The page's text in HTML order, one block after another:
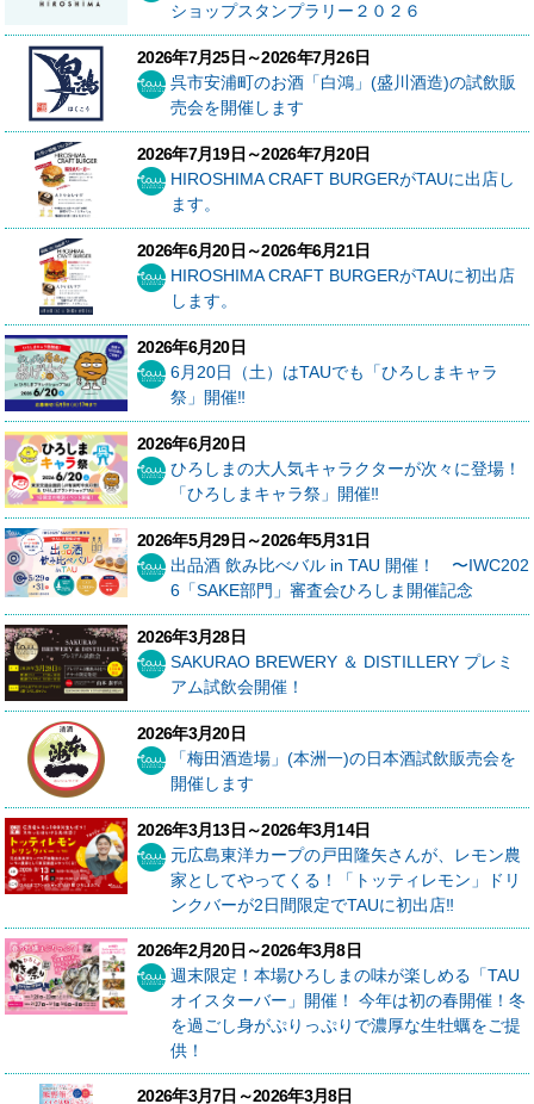
ショップスタンプラリー２０２６
2026年7月25日～2026年7月26日
呉市安浦町のお酒「白鴻」(盛川酒造)の試飲販
売会を開催します
2026年7月19日～2026年7月20日
HIROSHIMA CRAFT BURGERがTAUに出店し
ます。
2026年6月20日～2026年6月21日
HIROSHIMA CRAFT BURGERがTAUに初出店
します。
2026年6月20日
6月20日（土）はTAUでも「ひろしまキャラ
祭」開催‼
2026年6月20日
ひろしまの大人気キャラクターが次々に登場！
「ひろしまキャラ祭」開催‼
2026年5月29日～2026年5月31日
出品酒 飲み比べバル in TAU 開催！ 〜IWC202
6「SAKE部門」審査会ひろしま開催記念
2026年3月28日
SAKURAO BREWERY ＆ DISTILLERY プレミ
アム試飲会開催！
2026年3月20日
「梅田酒造場」(本洲一)の日本酒試飲販売会を
開催します
2026年3月13日～2026年3月14日
元広島東洋カープの戸田隆矢さんが、レモン農
家としてやってくる！「トッティレモン」ドリ
ンクバーが2日間限定でTAUに初出店‼
2026年2月20日～2026年3月8日
週末限定！本場ひろしまの味が楽しめる「TAU
オイスターバー」開催！ 今年は初の春開催！冬
を過ごし身がぷりっぷりで濃厚な生牡蠣をご提
供！
2026年3月7日～2026年3月8日